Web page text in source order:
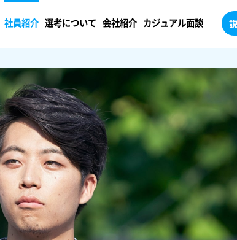
社員紹介 選考について 会社紹介 カジュアル面談